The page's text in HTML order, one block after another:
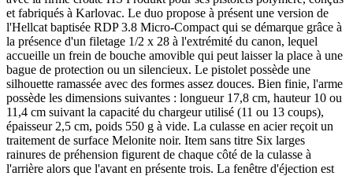
et fabriqués à Karlovac. Le duo propose à présent une version de
l'Hellcat baptisée RDP 3.8 Micro-Compact qui se démarque grâce à
la présence d'un filetage 1/2 x 28 à l'extrémité du canon, lequel
accueille un frein de bouche amovible qui peut laisser la place à une
bague de protection ou un silencieux. Le pistolet possède une
silhouette ramassée avec des formes assez douces. Bien finie, l'arme
possède les dimensions suivantes : longueur 17,8 cm, hauteur 10 ou
11,4 cm suivant la capacité du chargeur utilisé (11 ou 13 coups),
épaisseur 2,5 cm, poids 550 g à vide. La culasse en acier reçoit un
traitement de surface Melonite noir. Item sans titre Six larges
rainures de préhension figurent de chaque côté de la culasse à
l'arrière alors que l'avant en présente trois. La fenêtre d'éjection est